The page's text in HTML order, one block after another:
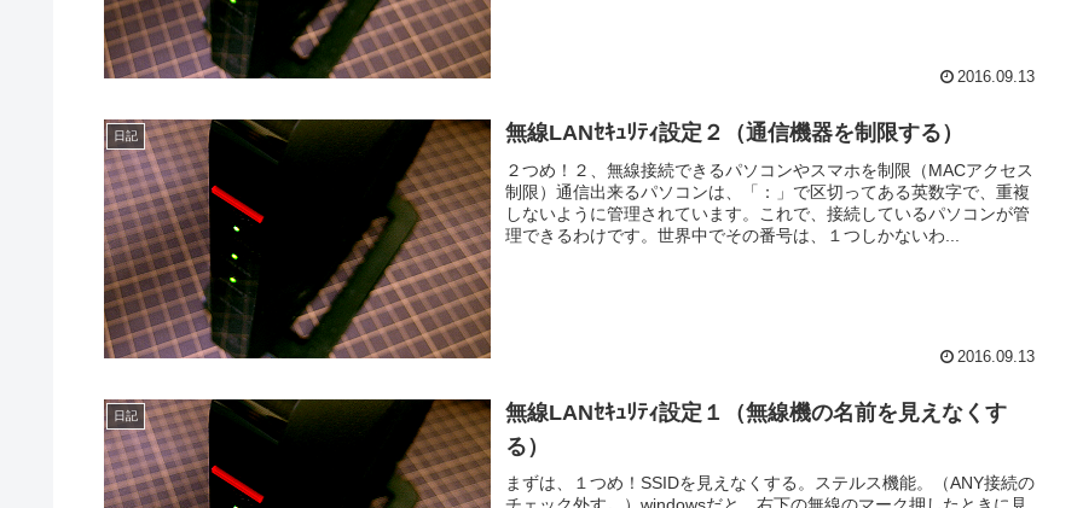
2016.09.13
日記 無線LANｾｷｭﾘﾃｨ設定２（通信機器を制限する）
２つめ！２、無線接続できるパソコンやスマホを制限（MACアクセス
制限）通信出来るパソコンは、「：」で区切ってある英数字で、重複
しないように管理されています。これで、接続しているパソコンが管
理できるわけです。世界中でその番号は、１つしかないわ...
2016.09.13
日記
無線LANｾｷｭﾘﾃｨ設定１（無線機の名前を見えなくす
る）
まずは、１つめ！SSIDを見えなくする。ステルス機能。（ANY接続の